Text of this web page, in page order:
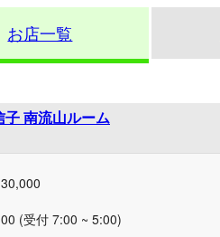
お店一覧
南流山ルーム
(受付 7:00 ~ 5:00)